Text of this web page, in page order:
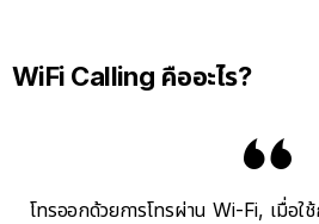
WiFi Calling คืออะไร?
โทรออกด้วยการโทรผ่าน Wi-Fi, เมื่อ